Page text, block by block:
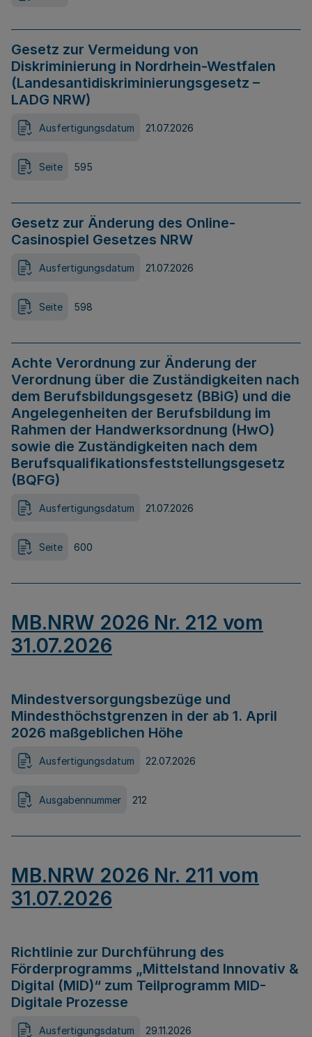
Gesetz zur Vermeidung von
Diskriminierung in Nordrhein-Westfalen
(Landesantidiskriminierungsgesetz –
LADG NRW)
Ausfertigungsdatum 21.07.2026
Seite 595
Gesetz zur Änderung des Online-
Casinospiel Gesetzes NRW
Ausfertigungsdatum 21.07.2026
Seite 598
Achte Verordnung zur Änderung der
Verordnung über die Zuständigkeiten nach
dem Berufsbildungsgesetz (BBiG) und die
Angelegenheiten der Berufsbildung im
Rahmen der Handwerksordnung (HwO)
sowie die Zuständigkeiten nach dem
Berufsqualifikationsfeststellungsgesetz
(BQFG)
Ausfertigungsdatum 21.07.2026
Seite 600
MB.NRW 2026 Nr. 212 vom
31.07.2026
Mindestversorgungsbezüge und
Mindesthöchstgrenzen in der ab 1. April
2026 maßgeblichen Höhe
Ausfertigungsdatum 22.07.2026
Ausgabennummer 212
MB.NRW 2026 Nr. 211 vom
31.07.2026
Richtlinie zur Durchführung des
Förderprogramms „Mittelstand Innovativ &
Digital (MID)“ zum Teilprogramm MID-
Digitale Prozesse
Ausfertigungsdatum 29.11.2026